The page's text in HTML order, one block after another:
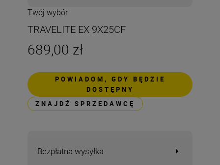
Twój wybór
TRAVELITE EX 9X25CF
689,00 zł
POWIADOM, GDY BĘDZIE
DOSTĘPNY
ZNAJDŹ SPRZEDAWCĘ
Bezpłatna wysyłka